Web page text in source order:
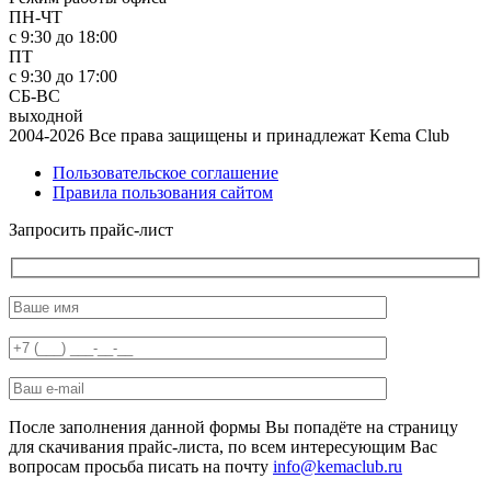
ПН-ЧТ
с 9:30 до 18:00
ПТ
с 9:30 до 17:00
СБ-ВС
выходной
2004-2026 Все права защищены и принадлежат Kema Club
Пользовательское соглашение
Правила пользования сайтом
Запросить прайс-лист
После заполнения данной формы Вы попадёте на страницу
для скачивания прайс-листа, по всем интересующим Вас
вопросам просьба писать на почту info@kemaclub.ru